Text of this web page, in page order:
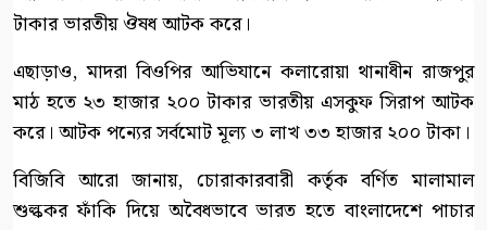
টাকার ভারতীয় ঔষধ আটক করে।
এছাড়াও, মাদরা বিওপির আভিযানে কলারোয়া থানাধীন রাজপুর
মাঠ হতে ২৩ হাজার ২০০ টাকার ভারতীয় এসকুফ সিরাপ আটক
করে। আটক পন্যের সর্বমোট মূল্য ৩ লাখ ৩৩ হাজার ২০০ টাকা।
বিজিবি আরো জানায়, চোরাকারবারী কর্তৃক বর্ণিত মালামাল
শুল্ককর ফাঁকি দিয়ে অবৈধভাবে ভারত হতে বাংলাদেশে পাচার